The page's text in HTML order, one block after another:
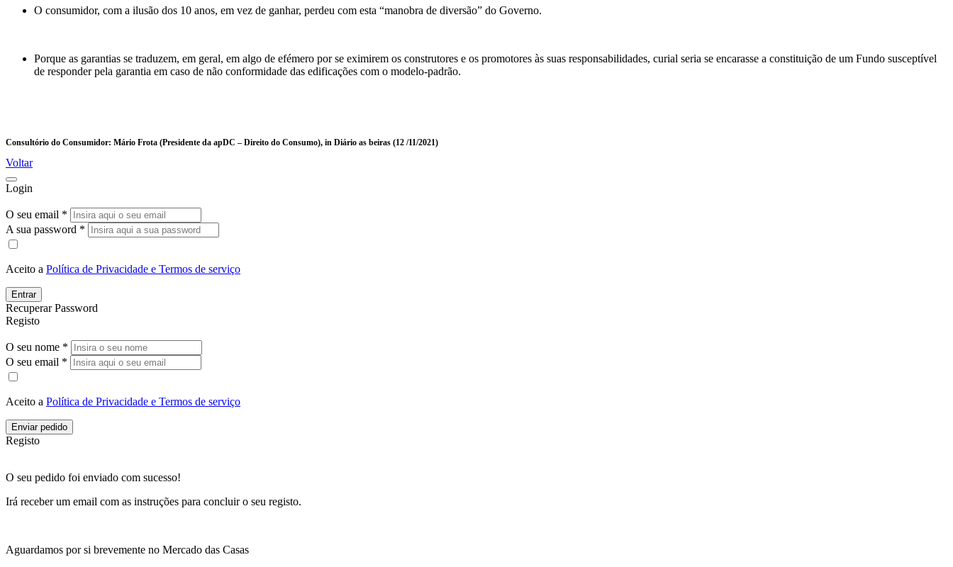
O consumidor, com a ilusão dos 10 anos, em vez de ganhar, perdeu com esta “manobra de diversão” do Governo.
Porque as garantias se traduzem, em geral, em algo de efémero por se eximirem os construtores e os promotores às suas responsabilidades, curial seria se encarasse a constituição de um Fundo susceptível
de responder pela garantia em caso de não conformidade das edificações com o modelo-padrão.
Consultório do Consumidor: Mário Frota (Presidente da apDC – Direito do Consumo), in Diário as beiras (12 /11/2021)
Voltar
Login
O seu email *
A sua password *
Aceito a Política de Privacidade e Termos de serviço
Entrar
Recuperar Password
Registo
O seu nome *
O seu email *
Aceito a Política de Privacidade e Termos de serviço
Enviar pedido
Registo
O seu pedido foi enviado com sucesso!
Irá receber um email com as instruções para concluir o seu registo.
Aguardamos por si brevemente no Mercado das Casas